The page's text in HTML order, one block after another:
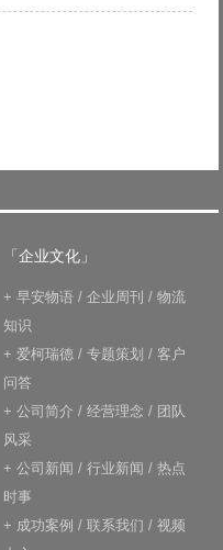
「企业文化」
+ 早安物语 / 企业周刊 / 物流
知识
+ 爱柯瑞德 / 专题策划 / 客户
问答
+ 公司简介 / 经营理念 / 团队
风采
+ 公司新闻 / 行业新闻 / 热点
时事
+ 成功案例 / 联系我们 / 视频